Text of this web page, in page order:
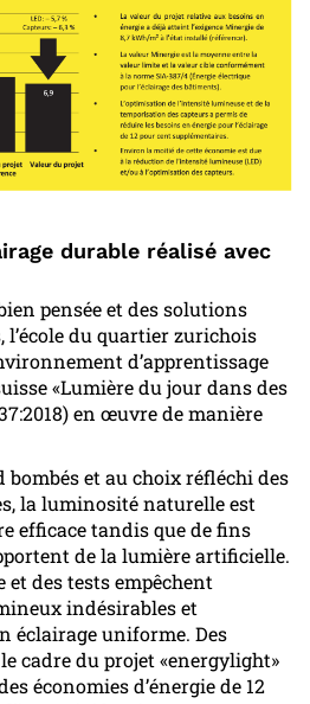
durable réalisé avec
pensée et des solutions
l’école du quartier zurichois
d’apprentissage
«Lumière du jour dans des
en œuvre de manière
bombés et au choix réfléchi des
la luminosité naturelle est
efficace tandis que de fins
de la lumière artificielle.
des tests empêchent
indésirables et
éclairage uniforme. Des
cadre du projet «energylight»
économies d’énergie de 12